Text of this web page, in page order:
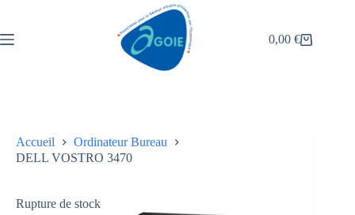
0,00€
Accueil
Ordinateur Bureau
DELL VOSTRO 3470
Rupture de stock